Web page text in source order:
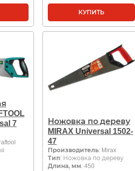
КУПИТЬ
7
Ножовка по дереву
MIRAX Universal 1502-
47
Производитель: Mirax
Тип: Ножовка по дереву
Длина, мм: 450